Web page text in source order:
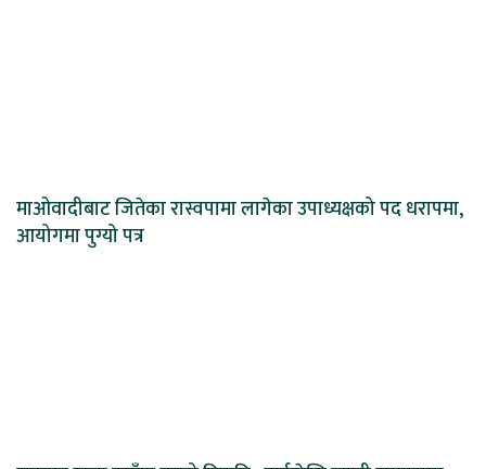
माओवादीबाट जितेका रास्वपामा लागेका उपाध्यक्षको पद धरापमा,
आयोगमा पुग्यो पत्र